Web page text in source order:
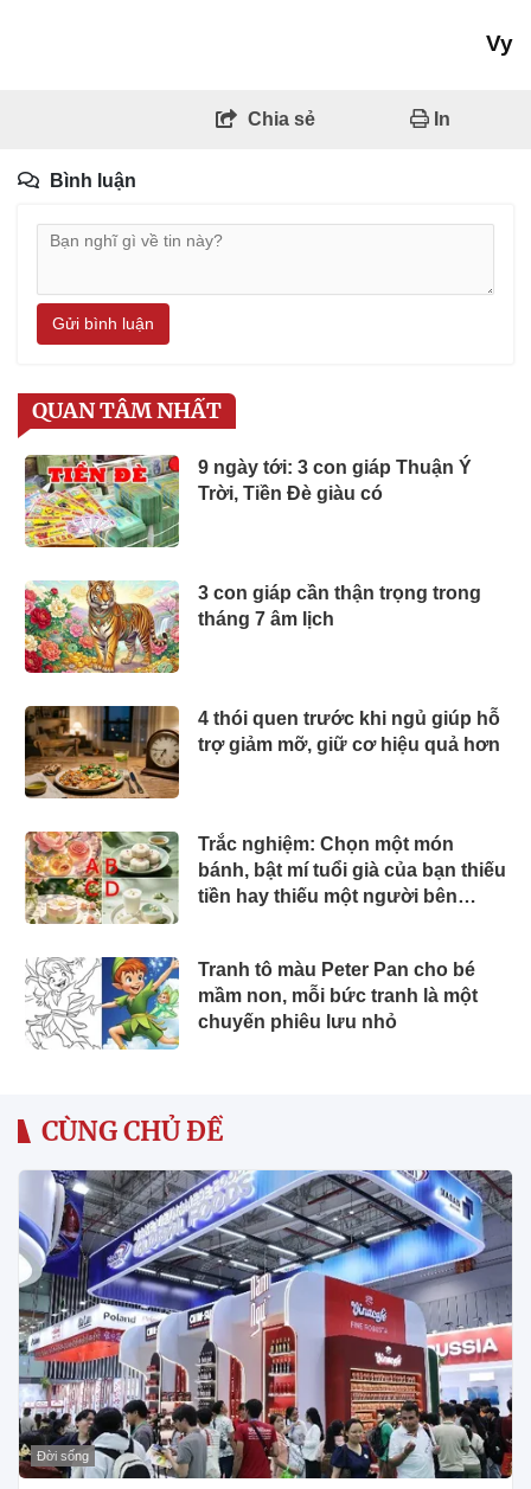
Vy
Chia sẻ In
Bình luận
Gửi bình luận
QUAN TÂM NHẤT
9 ngày tới: 3 con giáp Thuận Ý
Trời, Tiền Đè giàu có
3 con giáp cần thận trọng trong
tháng 7 âm lịch
4 thói quen trước khi ngủ giúp hỗ
trợ giảm mỡ, giữ cơ hiệu quả hơn
Trắc nghiệm: Chọn một món
bánh, bật mí tuổi già của bạn thiếu
tiền hay thiếu một người bên
Tranh tô màu Peter Pan cho bé
mầm non, mỗi bức tranh là một
chuyến phiêu lưu nhỏ
CÙNG CHỦ ĐỀ
Đời sống